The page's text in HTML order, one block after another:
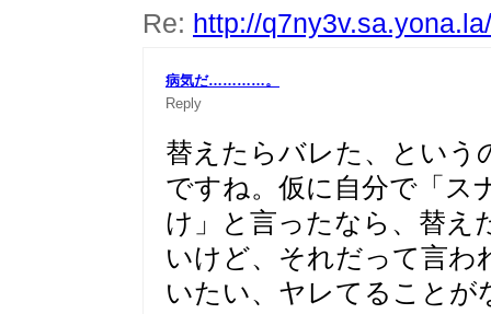
Re: http://
病気だ…………。
Reply
替えたらバレた、という
ですね。仮に自分で「ス
け」と言ったなら、替え
いけど、それだって言わ
いたい、ヤレてることが